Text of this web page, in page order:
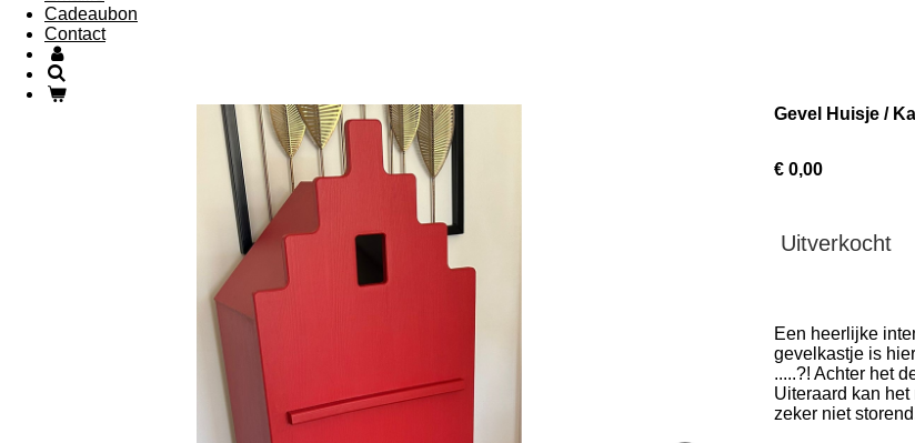
Cadeaubon
Contact
Gevel Huisje /
€ 0,00
Uitverkocht
Een heerlijke
gevelkastje is
.....?! Achter het
Uiteraard kan
zeker niet